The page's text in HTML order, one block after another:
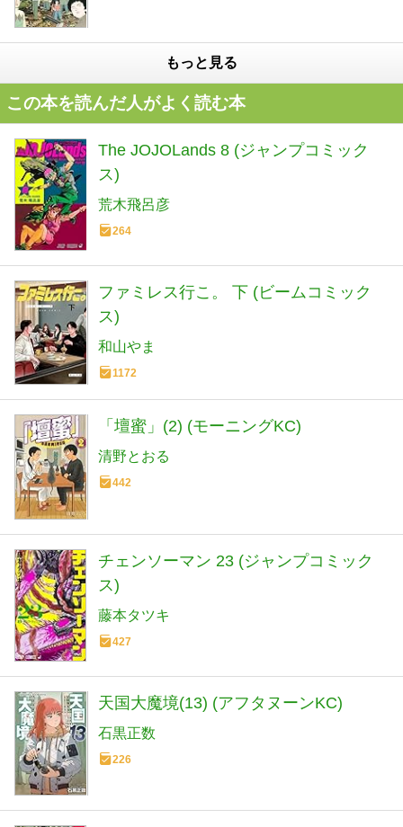
もっと見る
この本を読んだ人がよく読む本
The JOJOLands 8 (ジャンプコミック
ス)
荒木飛呂彦
264
ファミレス行こ。 下 (ビームコミック
ス)
和山やま
1172
「壇蜜」(2) (モーニングKC)
清野とおる
442
チェンソーマン 23 (ジャンプコミック
ス)
藤本タツキ
427
天国大魔境(13) (アフタヌーンKC)
石黒正数
226